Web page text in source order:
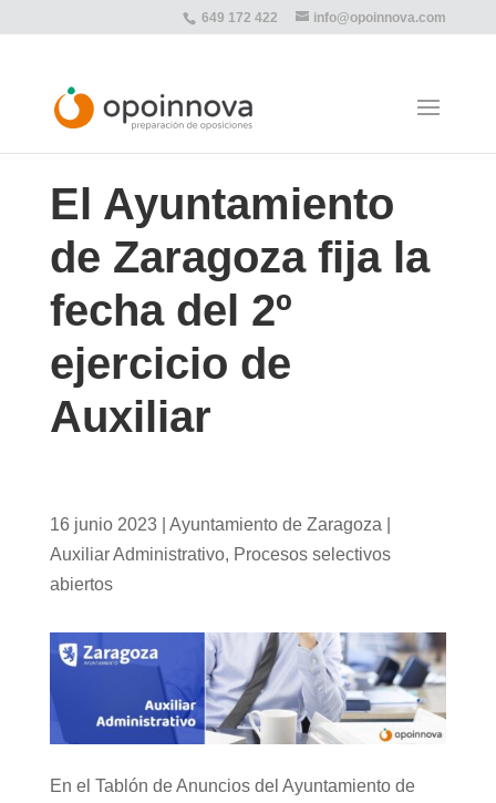
649 172 422 info@opoinnova.com
El Ayuntamiento
de Zaragoza fija la
fecha del 2º
ejercicio de
Auxiliar
16 junio 2023| Ayuntamiento de Zaragoza |
Auxiliar Administrativo, Procesos selectivos
abiertos
En el Tablón de Anuncios del Ayuntamiento de